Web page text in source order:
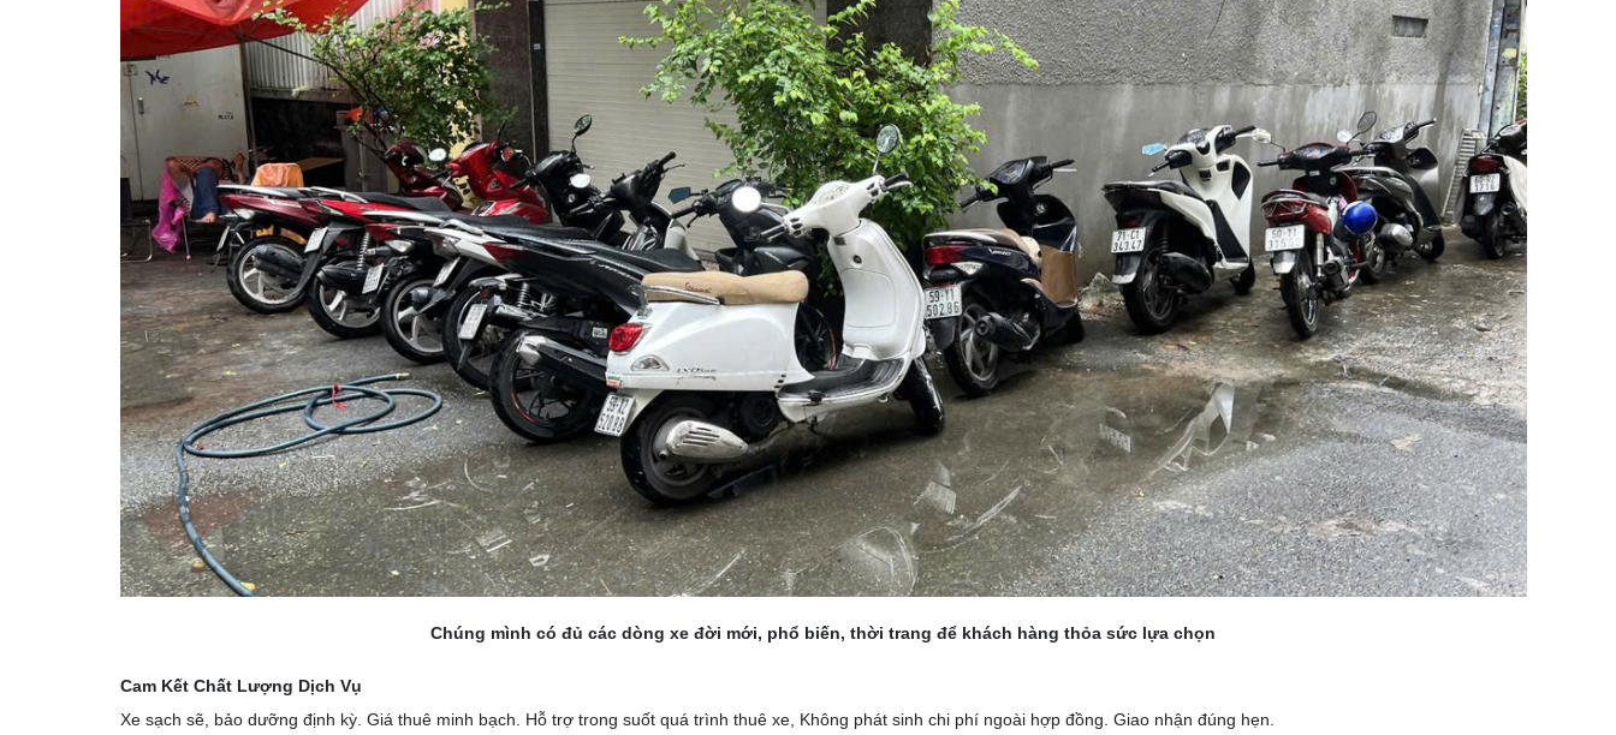
Chúng mình có đủ các dòng xe đời mới, phổ biến, thời trang để khách hàng thỏa sức lựa chọn
Cam Kết Chất Lượng Dịch Vụ
Xe sạch sẽ, bảo dưỡng định kỳ. Giá thuê minh bạch. Hỗ trợ trong suốt quá trình thuê xe, Không phát sinh chi phí ngoài hợp đồng. Giao nhận đúng hẹn.